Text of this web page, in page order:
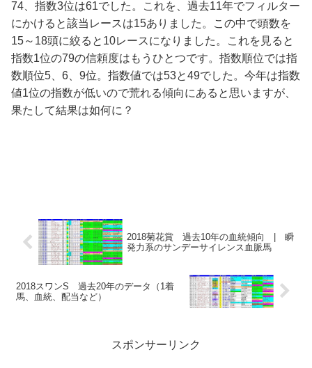
74、指数3位は61でした。これを、過去11年でフィルター
にかけると該当レースは15ありました。この中で頭数を
15～18頭に絞ると10レースになりました。これを見ると
指数1位の79の信頼度はもうひとつです。指数順位では指
数順位5、6、9位。指数値では53と49でした。今年は指数
値1位の指数が低いので荒れる傾向にあると思いますが、
果たして結果は如何に？
2018菊花賞 過去10年の血統傾向 | 瞬
発力系のサンデーサイレンス血脈馬
2018スワンS 過去20年のデータ（1着
馬、血統、配当など）
スポンサーリンク